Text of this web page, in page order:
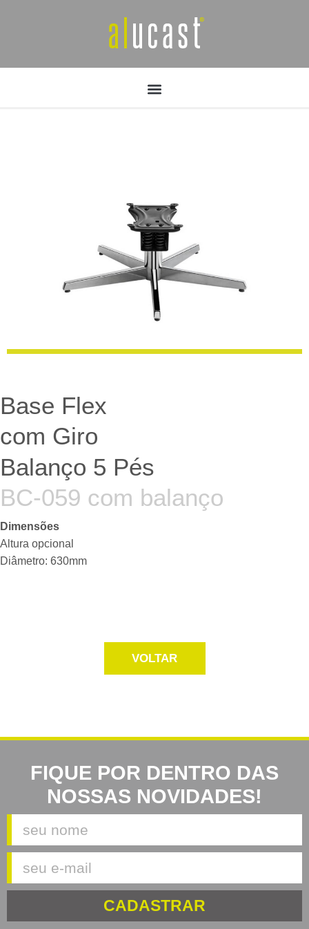
Base Flex
com Giro
Balanço 5 Pés
BC-059 com balanço
Dimensões
Altura opcional
Diâmetro: 630mm
VOLTAR
FIQUE POR DENTRO DAS
NOSSAS NOVIDADES!
CADASTRAR